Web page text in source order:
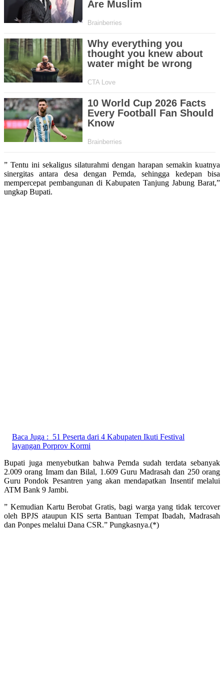
” Tentu ini sekaligus silaturahmi dengan harapan semakin kuatnya
sinergitas antara desa dengan Pemda, sehingga kedepan bisa
mempercepat pembangunan di Kabupaten Tanjung Jabung Barat,”
ungkap Bupati.
Baca Juga : 51 Peserta dari 4 Kabupaten Ikuti Festival
layangan Porprov Kormi
Bupati juga menyebutkan bahwa Pemda sudah terdata sebanyak
2.009 orang Imam dan Bilal, 1.609 Guru Madrasah dan 250 orang
Guru Pondok Pesantren yang akan mendapatkan Insentif melalui
ATM Bank 9 Jambi.
” Kemudian Kartu Berobat Gratis, bagi warga yang tidak tercover
oleh BPJS ataupun KIS serta Bantuan Tempat Ibadah, Madrasah
dan Ponpes melalui Dana CSR.” Pungkasnya.(*)